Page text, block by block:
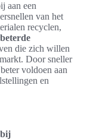
aan een
van het
recyclen,
die zich willen
Door sneller
voldoen aan
en